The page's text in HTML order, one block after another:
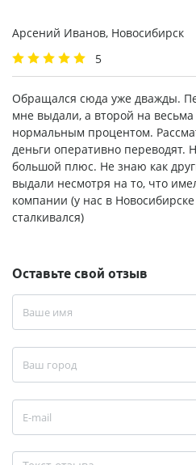
Арсений Иванов, Новосибирск
5
Обращался сюда уже дважды.
мне выдали, а второй на весьма
нормальным процентом.
деньги оперативно переводят.
большой плюс. Не знаю как
выдали несмотря на то, что
компании (у нас в
сталкивался)
Оставьте свой отзыв